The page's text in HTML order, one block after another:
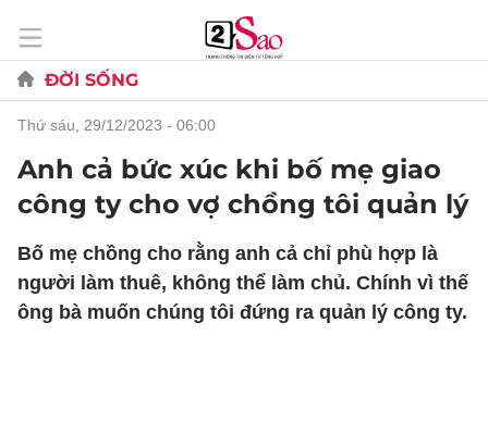
ĐỜI SỐNG
thứ sáu, 29/12/2023 - 06:00
Anh cả bức xúc khi bố mẹ giao
công ty cho vợ chồng tôi quản lý
Bố mẹ chồng cho rằng anh cả chỉ phù hợp là
người làm thuê, không thể làm chủ. Chính vì thế
ông bà muốn chúng tôi đứng ra quản lý công ty.